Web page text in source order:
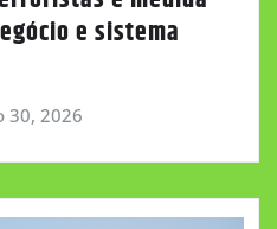
e sistema
30, 2026